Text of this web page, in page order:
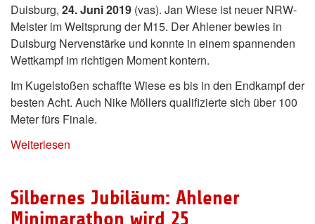
Duisburg, 24. Juni 2019 (vas). Jan Wiese ist neuer NRW-
Meister im Weitsprung der M15. Der Ahlener bewies in
Duisburg Nervenstärke und konnte in einem spannenden
Wettkampf im richtigen Moment kontern.
Im Kugelstoßen schaffte Wiese es bis in den Endkampf der
besten Acht. Auch Nike Möllers qualifizierte sich über 100
Meter fürs Finale.
Weiterlesen
Silbernes Jubiläum: Ahlener
Minimarathon wird 25